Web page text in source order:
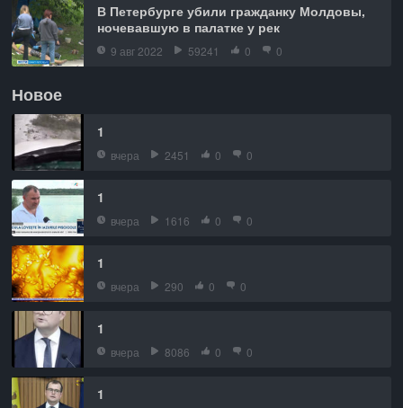
В Петербурге убили гражданку Молдовы,
ночевавшую в палатке у рек
9 авг 2022 59241 0 0
Новое
1
вчера 2451 0 0
1
вчера 1616 0 0
1
вчера 290 0 0
1
вчера 8086 0 0
1